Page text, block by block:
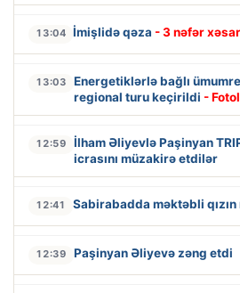
13:04 İmişlidə qəza - 3 nəfər
13:03
Energetiklərlə bağlı
regional turu keçirildi -
12:59
İlham Əliyevlə Paşinyan
icrasını müzakirə etdilər
12:41 Sabirabadda məktəbli qızın
12:39 Paşinyan Əliyevə zəng etdi